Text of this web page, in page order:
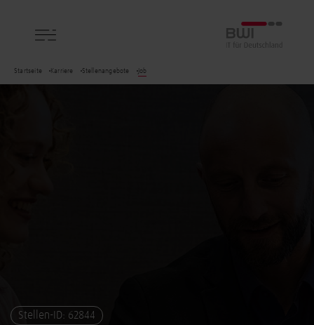
BWI GmbH
Startseite Karriere Stellenangebote Job
Stellen-ID: 62844